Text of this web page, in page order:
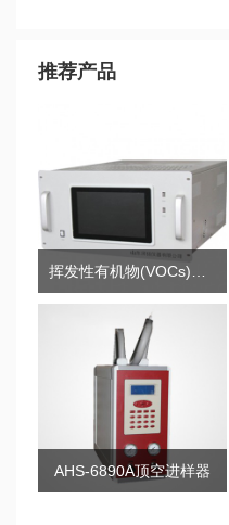
推荐产品
AHS-6890A顶空进样器